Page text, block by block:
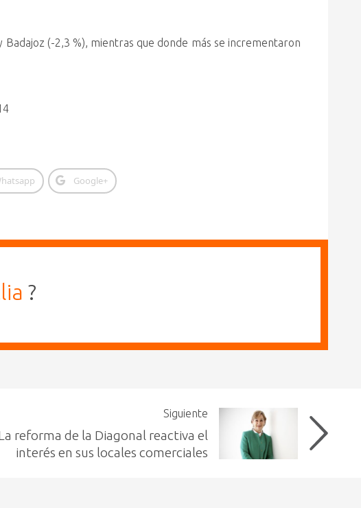
(-2,3 %), mientras que donde más se incrementaron
Google+
?
Siguiente
reforma de la Diagonal reactiva el
interés en sus locales comerciales